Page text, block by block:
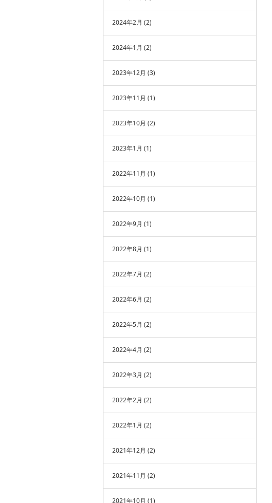
2024年2月 (2)
2024年1月 (2)
2023年12月 (3)
2023年11月 (1)
2023年10月 (2)
2023年1月 (1)
2022年11月 (1)
2022年10月 (1)
2022年9月 (1)
2022年8月 (1)
2022年7月 (2)
2022年6月 (2)
2022年5月 (2)
2022年4月 (2)
2022年3月 (2)
2022年2月 (2)
2022年1月 (2)
2021年12月 (2)
2021年11月 (2)
2021年10月 (1)